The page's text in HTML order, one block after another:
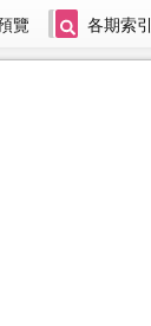
覽 各期索引